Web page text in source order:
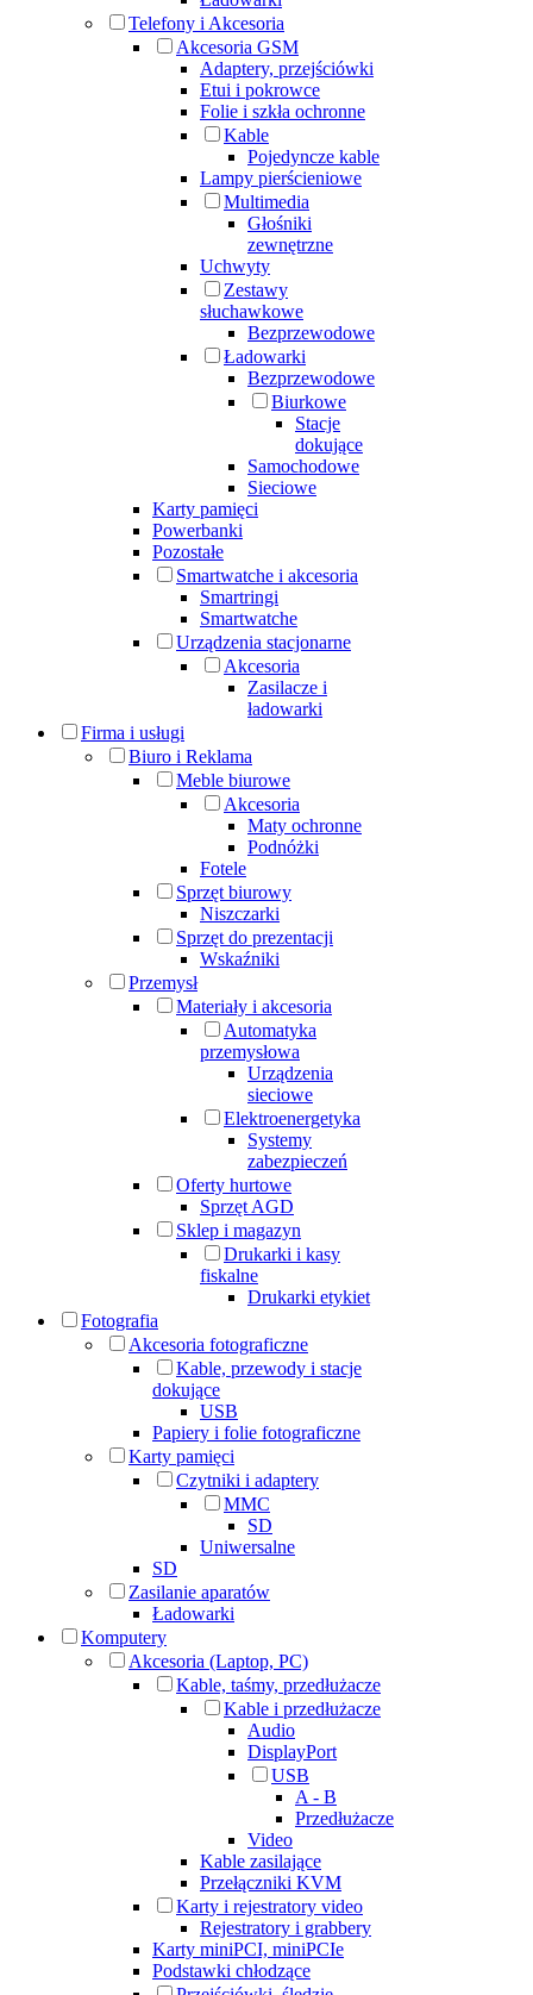
Telefony i Akcesoria
Akcesoria GSM
Adaptery, przejściówki
Etui i pokrowce
Folie i szkła ochronne
Kable
Pojedyncze kable
Lampy pierścieniowe
Multimedia
Głośniki
zewnętrzne
Uchwyty
Zestawy
słuchawkowe
Bezprzewodowe
Ładowarki
Bezprzewodowe
Biurkowe
Stacje
dokujące
Samochodowe
Sieciowe
Karty pamięci
Powerbanki
Pozostałe
Smartwatche i akcesoria
Smartringi
Smartwatche
Urządzenia stacjonarne
Akcesoria
Zasilacze i
ładowarki
Firma i usługi
Biuro i Reklama
Meble biurowe
Akcesoria
Maty ochronne
Podnóżki
Fotele
Sprzęt biurowy
Niszczarki
Sprzęt do prezentacji
Wskaźniki
Przemysł
Materiały i akcesoria
Automatyka
przemysłowa
Urządzenia
sieciowe
Elektroenergetyka
Systemy
zabezpieczeń
Oferty hurtowe
Sprzęt AGD
Sklep i magazyn
Drukarki i kasy
fiskalne
Drukarki etykiet
Fotografia
Akcesoria fotograficzne
Kable, przewody i stacje
dokujące
USB
Papiery i folie fotograficzne
Karty pamięci
Czytniki i adaptery
MMC
SD
Uniwersalne
SD
Zasilanie aparatów
Ładowarki
Komputery
Akcesoria (Laptop, PC)
Kable, taśmy, przedłużacze
Kable i przedłużacze
Audio
DisplayPort
USB
A - B
Przedłużacze
Video
Kable zasilające
Przełączniki KVM
Karty i rejestratory video
Rejestratory i grabbery
Karty miniPCI, miniPCIe
Podstawki chłodzące